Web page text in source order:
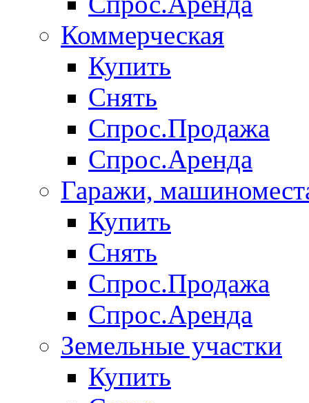
Коммерческая
Купить
Снять
Спрос.Продажа
Спрос.Аренда
Гаражи,
Купить
Снять
Спрос.Продажа
Спрос.Аренда
Земельные участки
Купить